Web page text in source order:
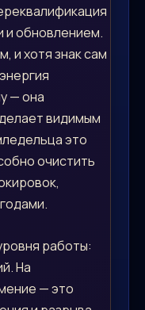
и обновлением.
и хотя знак сам
— она
видимым
это
очистить
работы:
На
— это